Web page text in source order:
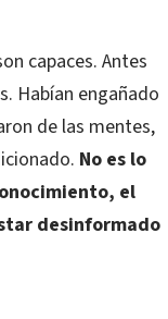
capaces. Antes
Habían engañado
de las mentes,
No es lo
el
desinformado